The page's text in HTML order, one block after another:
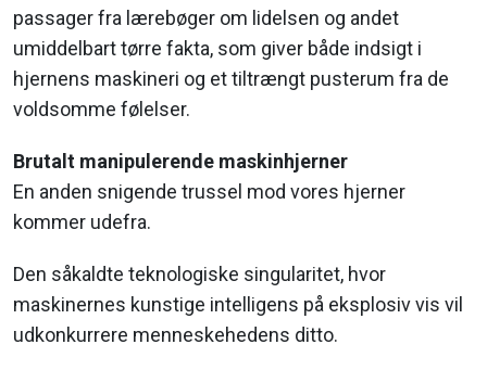
passager fra lærebøger om lidelsen og andet
umiddelbart tørre fakta, som giver både indsigt i
hjernens maskineri og et tiltrængt pusterum fra de
voldsomme følelser.
Brutalt manipulerende maskinhjerner
En anden snigende trussel mod vores hjerner
kommer udefra.
Den såkaldte teknologiske singularitet, hvor
maskinernes kunstige intelligens på eksplosiv vis vil
udkonkurrere menneskehedens ditto.